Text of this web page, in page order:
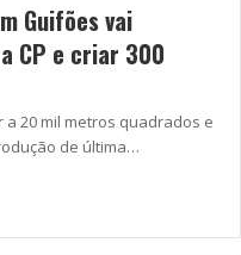
Guifões vai
CP e criar 300
20 mil metros quadrados e
de última…